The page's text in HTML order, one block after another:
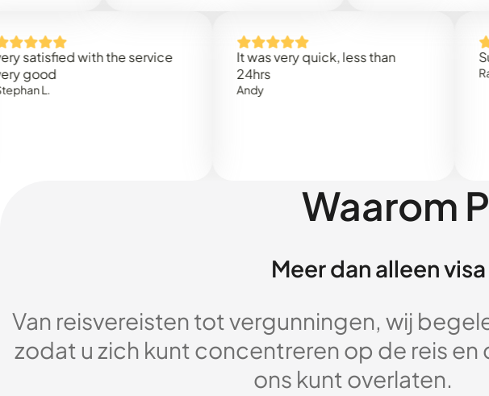
with the service
It was very quick, less than
Super
Rainer K.
Waarom
Meer dan alleen
Van reisvereisten tot vergunningen, wij
zodat u zich kunt concentreren op de reis en
ons kunt overlaten.